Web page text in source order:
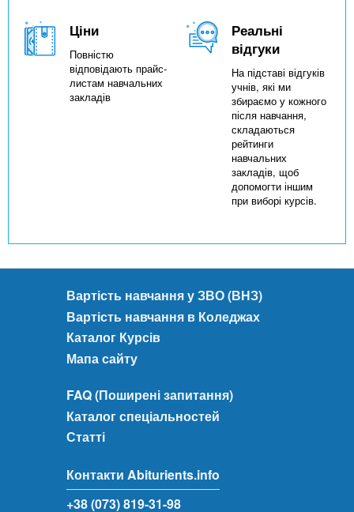
Ціни
Повністю
відповідають прайс-
листам навчальних
закладів
Реальні
відгуки
На підставі відгуків
учнів, які ми
збираємо у кожного
після навчання,
складаються
рейтинги
навчальних
закладів, щоб
допомогти іншим
при виборі курсів.
Вартість навчання у ЗВО (ВНЗ)
Вартість навчання в Коледжах
Каталог Курсів
Мапа сайту
FAQ (Поширені запитання)
Каталог спеціальностей
Статті
Контакти Abiturients.info
+38 (073) 819-31-98